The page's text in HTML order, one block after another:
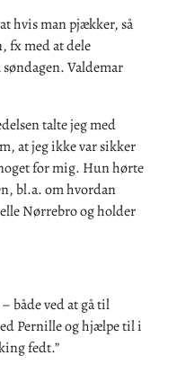
hvis man pjækker, så
fx med at dele
Valdemar
talte jeg med
at jeg ikke var sikker
for mig. Hun hørte
bl.a. om hvordan
Nørrebro og holder
både ved at gå til
Pernille og hjælpe til i
fedt.”